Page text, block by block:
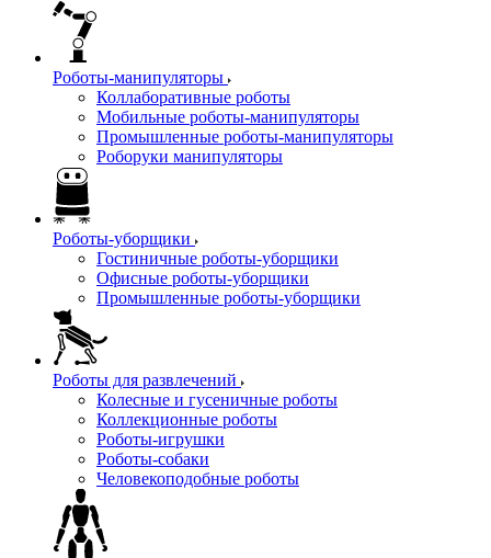
Роботы-манипуляторы
Коллаборативные роботы
Мобильные роботы-манипуляторы
Промышленные роботы-манипуляторы
Роборуки манипуляторы
Роботы-уборщики
Гостиничные роботы-уборщики
Офисные роботы-уборщики
Промышленные роботы-уборщики
Роботы для развлечений
Колесные и гусеничные роботы
Коллекционные роботы
Роботы-игрушки
Роботы-собаки
Человекоподобные роботы